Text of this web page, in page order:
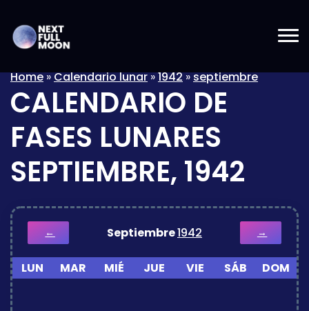
Home»Calendario lunar»1942»septiembre
CALENDARIO DE
FASES LUNARES
SEPTIEMBRE, 1942
← Septiembre1942 →
LUN MAR MIÉ JUE VIE SÁB DOM